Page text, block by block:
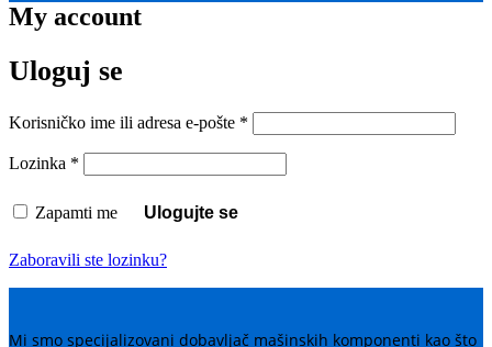
My account
Uloguj se
Korisničko ime ili adresa e-pošte *
Lozinka *
Zapamti me Ulogujte se
Zaboravili ste lozinku?
Mi smo specijalizovani dobavljač mašinskih komponenti kao što